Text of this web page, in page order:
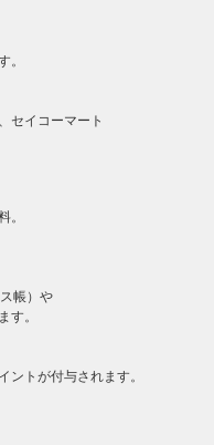
。
セイコーマート
。
帳）や
す。
ントが付与されます。